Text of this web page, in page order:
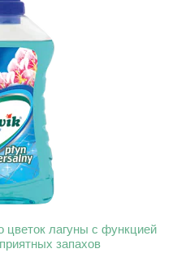
цветок лагуны с функцией
запахов